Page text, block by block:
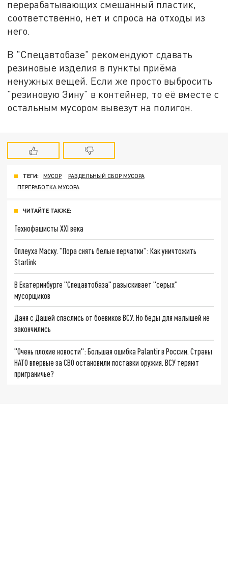
перерабатывающих смешанный пластик,
соответственно, нет и спроса на отходы из
него.
В "Спецавтобазе" рекомендуют сдавать
резиновые изделия в пункты приёма
ненужных вещей. Если же просто выбросить
"резиновую Зину" в контейнер, то её вместе с
остальным мусором вывезут на полигон.
ТЕГИ: МУСОР
РАЗДЕЛЬНЫЙ СБОР МУСОРА
ПЕРЕРАБОТКА МУСОРА
ЧИТАЙТЕ ТАКЖЕ:
Технофашисты XXI века
Оплеуха Маску. "Пора снять белые перчатки": Как уничтожить
Starlink
В Екатеринбурге "Спецавтобаза" разыскивает "серых"
мусорщиков
Даня с Дашей спаслись от боевиков ВСУ. Но беды для малышей не
закончились
"Очень плохие новости": Большая ошибка Palantir в России. Страны
НАТО впервые за СВО остановили поставки оружия. ВСУ теряют
приграничье?